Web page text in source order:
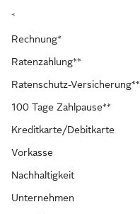
*
Rechnung*
Ratenzahlung**
Ratenschutz-Versicherung**
100 Tage Zahlpause**
Kreditkarte/Debitkarte
Vorkasse
Nachhaltigkeit
Unternehmen